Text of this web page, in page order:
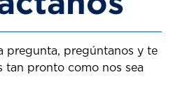
pregunta, pregúntanos y te
tan pronto como nos sea